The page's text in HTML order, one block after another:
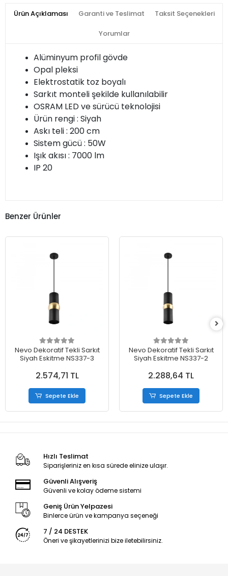
Ürün Açıklaması Garanti ve Teslimat Taksit Seçenekleri
Yorumlar
Alüminyum profil gövde
Opal pleksi
Elektrostatik toz boyalı
Sarkıt monteli şekilde kullanılabilir
OSRAM LED ve sürücü teknolojisi
Ürün rengi : Siyah
Askı teli : 200 cm
Sistem gücü : 50W
Işık akısı : 7000 lm
IP 20
Benzer Ürünler
Nevo Dekoratif Tekli Sarkıt
Siyah Eskitme NS337-3
2.574,71 TL
Sepete Ekle
Nevo Dekoratif Tekli Sarkıt
Siyah Eskitme NS337-2
2.288,64 TL
Sepete Ekle
Hızlı Teslimat
Siparişleriniz en kısa sürede elinize ulaşır.
Güvenli Alışveriş
Güvenli ve kolay ödeme sistemi
Geniş Ürün Yelpazesi
Binlerce ürün ve kampanya seçeneği
7 / 24 DESTEK
Öneri ve şikayetlerinizi bize iletebilirsiniz.